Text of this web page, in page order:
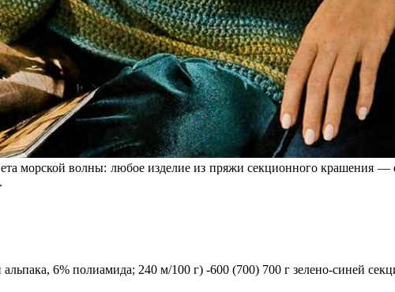
морской волны: любое изделие из пряжи секционного крашения
6% полиамида; 240 м/100 г) -600 (700) 700 г зелено-синей